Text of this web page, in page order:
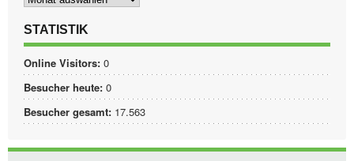
STATISTIK
Online Visitors: 0
Besucher heute: 0
Besucher gesamt: 17.563